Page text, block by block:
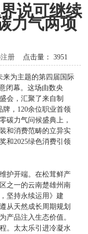
说可继续
力气两项
册 点击量：3951
为主题的第四届国际
闭幕。这场由数央
会，汇聚了来自制
，120余位职业首领
碳力气问候盛典上，
和消费范畴的立异实
和2025绿色消费引领
护开端。在松茸鲜产
之一的云南楚雄州南
坚持永续运用》建
从天然成长周期规划
产品注入生态价值。
太太乐引进冷凝水